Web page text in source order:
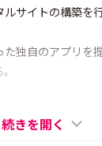
サイトの構築を
独自のアプリを
続きを開く